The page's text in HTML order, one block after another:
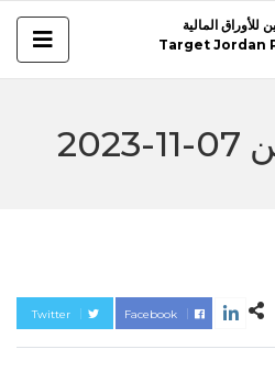
المالية
Target Jordan
Twitter Facebook